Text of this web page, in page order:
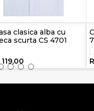
clasica alba cu
scurta CS 4701